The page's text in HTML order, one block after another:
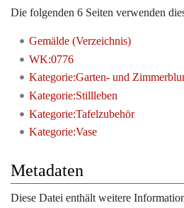
Die folgenden 6 Seiten verwenden
Gemälde (Verzeichnis)
WK:0776
Kategorie:Garten- und
Kategorie:Stillleben
Kategorie:Tafelzubehör
Kategorie:Vase
Metadaten
Diese Datei enthält weitere